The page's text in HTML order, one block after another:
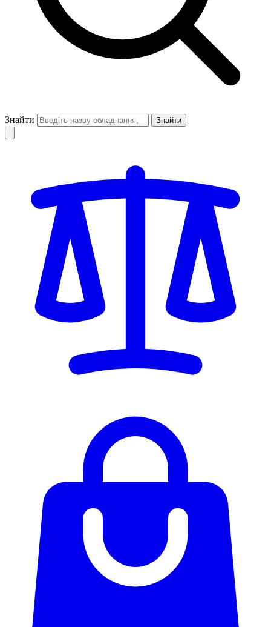
Знайти Знайти